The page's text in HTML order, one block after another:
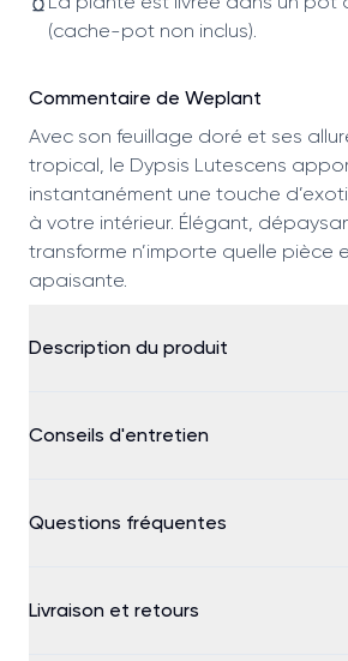
(cache-pot non inclus).
Commentaire de Weplant
Avec son feuillage doré et ses
tropical, le Dypsis Lutescens
instantanément une touche
à votre intérieur. Élégant,
transforme n’importe quelle pièce
apaisante.
Description du produit
Conseils d'entretien
Questions fréquentes
Livraison et retours